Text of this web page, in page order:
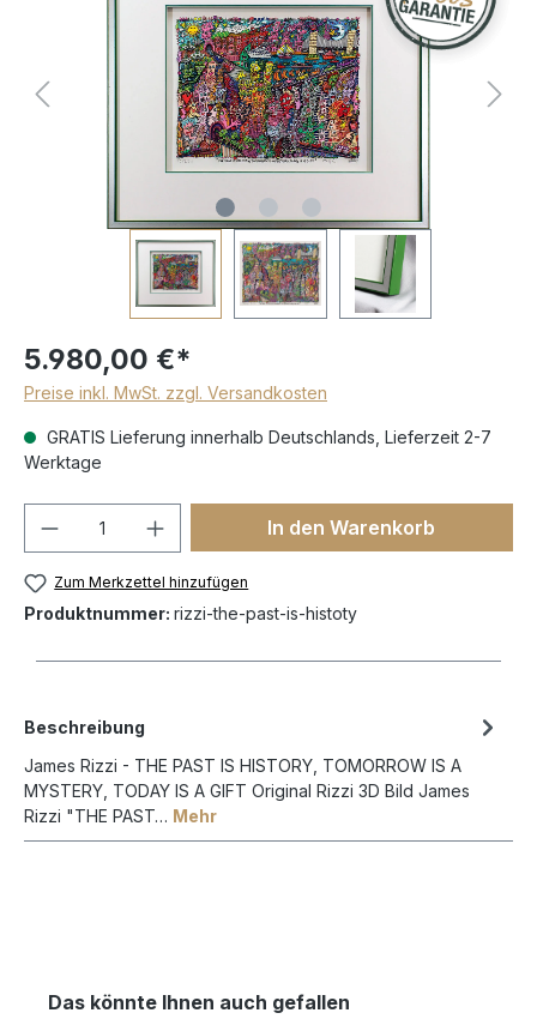
5.980,00 €*
Preise inkl. MwSt. zzgl. Versandkosten
GRATIS Lieferung innerhalb Deutschlands, Lieferzeit 2-7
Werktage
In den Warenkorb
Zum Merkzettel hinzufügen
Produktnummer: rizzi-the-past-is-histoty
Beschreibung
James Rizzi - THE PAST IS HISTORY, TOMORROW IS A
MYSTERY, TODAY IS A GIFT Original Rizzi 3D Bild James
Rizzi "THE PAST… Mehr
Das könnte Ihnen auch gefallen